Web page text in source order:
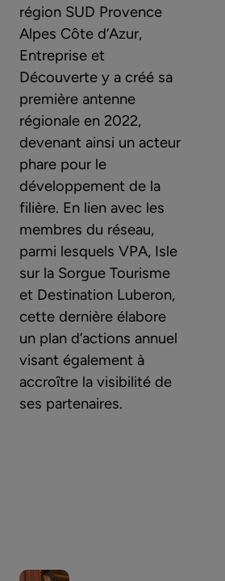
région SUD Provence
Alpes Côte d’Azur,
Entreprise et
Découverte y a créé sa
première antenne
régionale en 2022,
devenant ainsi un acteur
phare pour le
développement de la
filière. En lien avec les
membres du réseau,
parmi lesquels VPA, Isle
sur la Sorgue Tourisme
et Destination Luberon,
cette dernière élabore
un plan d’actions annuel
visant également à
accroître la visibilité de
ses partenaires.